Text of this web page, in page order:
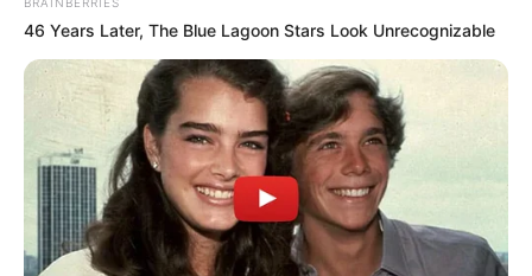
(entspricht dem Breitengrad) = 51.7189 und Longitude
(entspricht dem Längengrad) = 8.7558.
Der Paderborner Dom als Markierung auf dem Stadtplan
bzw. der Landkarte von OpenStreetMap:
BRAINBERRIES
46 Years Later, The Blue Lagoon Stars Look Unrecognizable